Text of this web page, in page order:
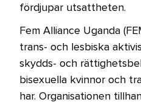
fördjupar utsattheten.
Fem Alliance Uganda
trans- och lesbiska
skydds- och
bisexuella kvinnor och
har. Organisationen